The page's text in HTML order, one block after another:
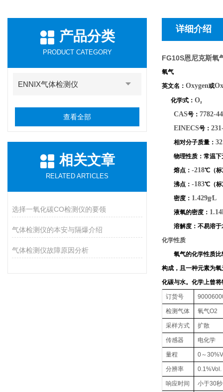
产品分类
PRODUCT CATEGORY
ENNIX气体检测仪
查看全部
相关文章
RELATED ARTICLES
选择一氧化碳CO检测仪的要领
气体检测仪的本安与隔爆介绍
气体检测仪故障原因分析
详细介绍
FG10S恩尼克斯氧
氧气
英文名： Oxygen或
化学式： O₂
CAS号： 7782-
EINECS号：
相对分子质量： 32
物理性质：常温下
熔点： -218℃（标
沸点： -183℃（标
密度： 1.429g∕L
液氧的密度：
溶解度：不易溶
化学性质
氧气的化学性质
构成，且一种元素为
化碳与水。化学上曾
订货号
检测气体 氧气O2
采样方式 扩散
传感器 电化学
量程 0～
分辨率 0.1%Vol.
响应时间 小于30秒